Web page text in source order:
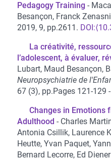
Pedagogy Training
Besançon, Franck Zenasni
2019, 9, pp.2611.
La créativité,
l’adolescent, à évaluer,
Lubart, Maud Besançon,
Neuropsychiatrie de
67 (3), pp.Pages 121-129
Changes in Emotions
Adulthood
Charles
Antonia Csillik, Laurence
Heutte, Yvan Paquet,
Bernard Lecorre, Ed Diener